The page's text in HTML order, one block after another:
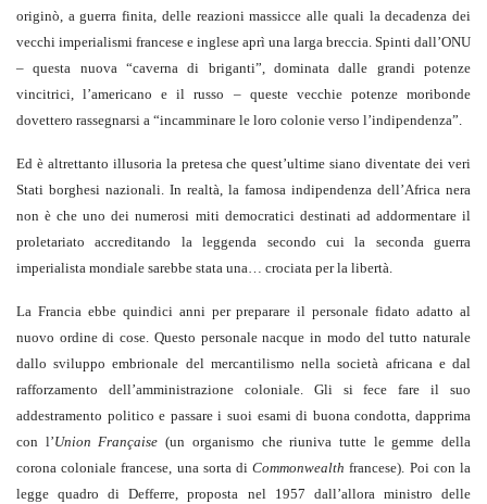
originò, a guerra finita, delle reazioni massicce alle quali la decadenza dei
vecchi imperialismi francese e inglese aprì una larga breccia. Spinti dall’ONU
– questa nuova “caverna di briganti”, dominata dalle grandi potenze
vincitrici, l’americano e il russo – queste vecchie potenze moribonde
dovettero rassegnarsi a “incamminare le loro colonie verso l’indipendenza”.
Ed è altrettanto illusoria la pretesa che quest’ultime siano diventate dei veri
Stati borghesi nazionali. In realtà, la famosa indipendenza dell’Africa nera
non è che uno dei numerosi miti democratici destinati ad addormentare il
proletariato accreditando la leggenda secondo cui la seconda guerra
imperialista mondiale sarebbe stata una… crociata per la libertà.
La Francia ebbe quindici anni per preparare il personale fidato adatto al
nuovo ordine di cose. Questo personale nacque in modo del tutto naturale
dallo sviluppo embrionale del mercantilismo nella società africana e dal
rafforzamento dell’amministrazione coloniale. Gli si fece fare il suo
addestramento politico e passare i suoi esami di buona condotta, dapprima
con l’Union Française (un organismo che riuniva tutte le gemme della
corona coloniale francese, una sorta diCommonwealth francese). Poi con la
legge quadro di Defferre, proposta nel 1957 dall’allora ministro delle